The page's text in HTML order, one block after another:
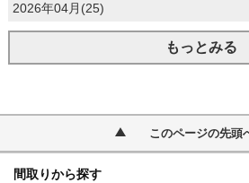
2026年04月(25)
もっとみる
このページの先頭
間取りから探す